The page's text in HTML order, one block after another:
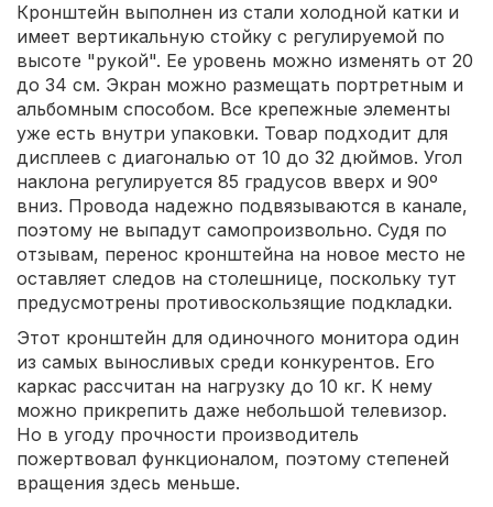
Кронштейн выполнен из стали холодной катки и
имеет вертикальную стойку с регулируемой по
высоте "рукой". Ее уровень можно изменять от 20
до 34 см. Экран можно размещать портретным и
альбомным способом. Все крепежные элементы
уже есть внутри упаковки. Товар подходит для
дисплеев с диагональю от 10 до 32 дюймов. Угол
наклона регулируется 85 градусов вверх и 90º
вниз. Провода надежно подвязываются в канале,
поэтому не выпадут самопроизвольно. Судя по
отзывам, перенос кронштейна на новое место не
оставляет следов на столешнице, поскольку тут
предусмотрены противоскользящие подкладки.
Этот кронштейн для одиночного монитора один
из самых выносливых среди конкурентов. Его
каркас рассчитан на нагрузку до 10 кг. К нему
можно прикрепить даже небольшой телевизор.
Но в угоду прочности производитель
пожертвовал функционалом, поэтому степеней
вращения здесь меньше.